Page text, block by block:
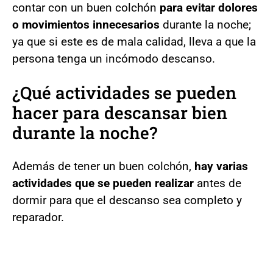
contar con un buen colchón para evitar dolores
o movimientos innecesarios durante la noche;
ya que si este es de mala calidad, lleva a que la
persona tenga un incómodo descanso.
¿Qué actividades se pueden
hacer para descansar bien
durante la noche?
Además de tener un buen colchón, hay varias
actividades que se pueden realizar antes de
dormir para que el descanso sea completo y
reparador.